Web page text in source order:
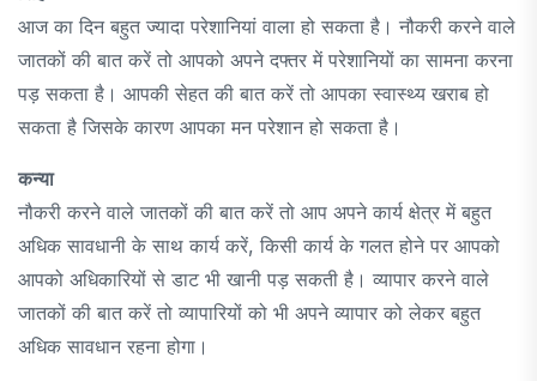
आज का दिन बहुत ज्यादा परेशानियां वाला हो सकता है। नौकरी करने वाले
जातकों की बात करें तो आपको अपने दफ्तर में परेशानियों का सामना करना
पड़ सकता है। आपकी सेहत की बात करें तो आपका स्वास्थ्य खराब हो
सकता है जिसके कारण आपका मन परेशान हो सकता है।
कन्या
नौकरी करने वाले जातकों की बात करें तो आप अपने कार्य क्षेत्र में बहुत
अधिक सावधानी के साथ कार्य करें, किसी कार्य के गलत होने पर आपको
आपको अधिकारियों से डाट भी खानी पड़ सकती है। व्यापार करने वाले
जातकों की बात करें तो व्यापारियों को भी अपने व्यापार को लेकर बहुत
अधिक सावधान रहना होगा।